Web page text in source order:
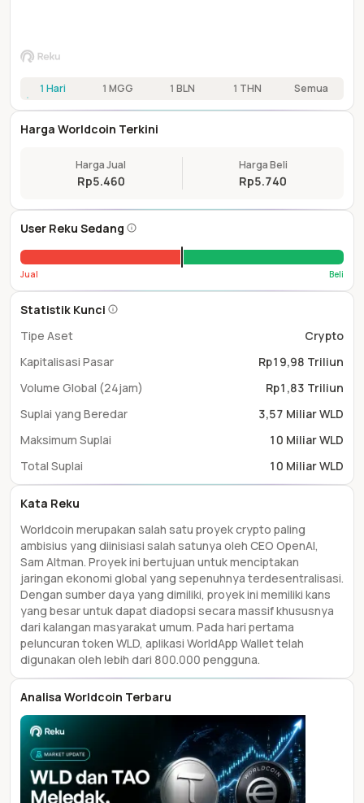
1 Hari 1 MGG 1 BLN 1 THN Semua
Harga Worldcoin Terkini
Harga Jual
Rp5.460
Harga Beli
Rp5.740
User Reku Sedang
Jual Beli
Statistik Kunci
Tipe Aset
Crypto
Kapitalisasi Pasar
Rp19,98 Triliun
Volume Global (24jam)
Rp1,83 Triliun
Suplai yang Beredar
3,57 Miliar WLD
Maksimum Suplai
10 Miliar WLD
Total Suplai
10 Miliar WLD
Kata Reku
Worldcoin merupakan salah satu proyek crypto paling
ambisius yang diinisiasi salah satunya oleh CEO OpenAI,
Sam Altman. Proyek ini bertujuan untuk menciptakan
jaringan ekonomi global yang sepenuhnya terdesentralisasi.
Dengan sumber daya yang dimiliki, proyek ini memiliki kans
yang besar untuk dapat diadopsi secara massif khususnya
dari kalangan masyarakat umum. Pada hari pertama
peluncuran token WLD, aplikasi WorldApp Wallet telah
digunakan oleh lebih dari 800.000 pengguna.
Analisa Worldcoin Terbaru